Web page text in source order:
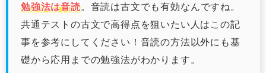
勉強法は音読。音読は古文でも有効なんですね。
共通テストの古文で高得点を狙いたい人はこの記
事を参考にしてください！音読の方法以外にも基
礎から応用までの勉強法がわかります。